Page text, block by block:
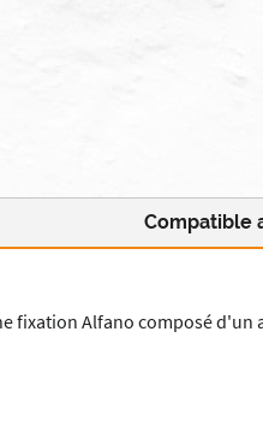
Compatible
fixation Alfano composé